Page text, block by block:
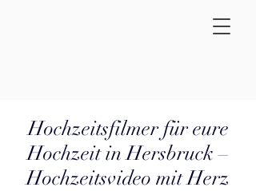
Hochzeitsfilmer für eure
Hochzeit in Hersbruck –
Hochzeitsvideo mit Herz